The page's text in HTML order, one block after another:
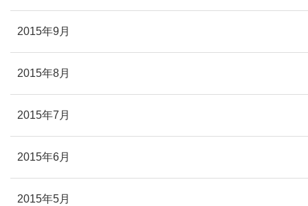
2015年9月
2015年8月
2015年7月
2015年6月
2015年5月